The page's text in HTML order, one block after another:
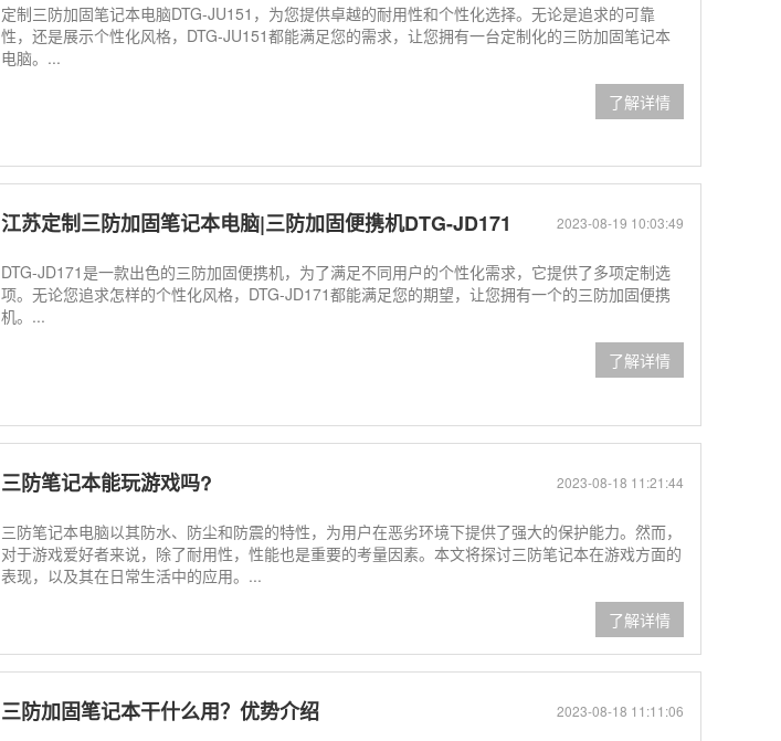
定制三防加固笔记本电脑DTG-JU151，为您提供卓越的耐用性和个性化选择。无论是追求的可靠
性，还是展示个性化风格，DTG-JU151都能满足您的需求，让您拥有一台定制化的三防加固笔记本
电脑。...
了解详情
2023-08-19 10:03:49
江苏定制三防加固笔记本电脑|三防加固便携机DTG-JD171
DTG-JD171是一款出色的三防加固便携机，为了满足不同用户的个性化需求，它提供了多项定制选
项。无论您追求怎样的个性化风格，DTG-JD171都能满足您的期望，让您拥有一个的三防加固便携
机。...
了解详情
2023-08-18 11:21:44
三防笔记本能玩游戏吗?
三防笔记本电脑以其防水、防尘和防震的特性，为用户在恶劣环境下提供了强大的保护能力。然而，
对于游戏爱好者来说，除了耐用性，性能也是重要的考量因素。本文将探讨三防笔记本在游戏方面的
表现，以及其在日常生活中的应用。...
了解详情
2023-08-18 11:11:06
三防加固笔记本干什么用？优势介绍